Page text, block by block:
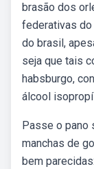
brasão dos
federativas do
do brasil,
seja que tais
habsburgo,
álcool
Passe o pano
manchas de
bem